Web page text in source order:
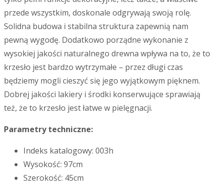
przede wszystkim, doskonale odgrywają swoją rolę.
Solidna budowa i stabilna struktura zapewnią nam
pewną wygodę. Dodatkowo porządne wykonanie z
wysokiej jakości naturalnego drewna wpływa na to, że to
krzesło jest bardzo wytrzymałe – przez długi czas
będziemy mogli cieszyć się jego wyjątkowym pięknem.
Dobrej jakości lakiery i środki konserwujące sprawiają
też, że to krzesło jest łatwe w pielęgnacji.
Parametry techniczne:
Indeks katalogowy: 003h
Wysokość: 97cm
Szerokość: 45cm